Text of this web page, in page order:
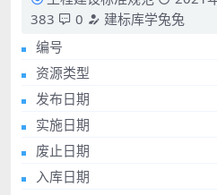
383
0
建标库学兔兔
编号
资源类型
发布日期
实施日期
废止日期
入库日期